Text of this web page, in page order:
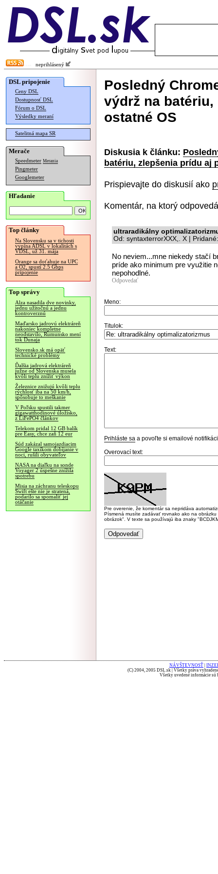
neprihlásený
DSL pripojenie
Ceny DSL
Dostupnosť DSL
Fórum o DSL
Výsledky meraní
Satelitná mapa SR
Merače
Speedmeter Merania
Pingmeter
Googlemeter
Hľadanie
Top články
Na Slovensku sa v tichosti
vypína ADSL v lokalitách s
VDSL, už 31. mája
Orange sa doťahuje na UPC
a O2, spustí 2.5 Gbps
pripojenie
Top správy
Alza nasadila dve novinky,
jednu užitočnú a jednu
kontroverznú
Maďarsko jadrovú elektráreň
nakoniec kompletne
neodstavilo, Rumunsko mení
tok Dunaja
Slovensko.sk má opäť
technické problémy
Ďalšia jadrová elektráreň
južne od Slovenska musela
kvôli teplu znížiť výkon
Železnice znižujú kvôli teplu
rýchlosť iba na 50 km/h,
spôsobuje to meškanie
V Poľsku spustili takmer
gigawatthodinové úložisko,
z LiFePO4 článkov
Telekom pridal 12 GB balík
pre Easy, chce zaň 12 eur
Súd zakázal samojazdiacim
Google taxíkom dobíjanie v
noci, rušili obyvateľov
NASA na diaľku na sonde
Voyager 2 úspešne znížila
spotrebu
Misia na záchranu teleskopu
Swift ešte nie je stratená,
podarilo sa spomaliť jej
otáčanie
Posledný
výdrž na
ostatné OS
Diskusia k článku:
batériu, zlepšenia prídu aj
Prispievajte do diskusií ako
Komentár, na ktorý
ultraradikálny
Od: syntaxterrorXXX,. X |
No neviem...mne niekedy stačí
príde ako minimum pre využitie
nepohodlné.
Odpovedať
Meno:
Titulok:
Text:
Prihláste sa a povoľte si emailové
Overovací text:
Pre overenie, že komentár sa nepridáva
Písmená musíte zadávať rovnako ako na
obrázok". V texte sa používajú iba znaky
NÁVŠTEVNOSŤ
(C) 2004, 2005 DSL.sk | Všetky práva
Všetky uvedené informácie sú